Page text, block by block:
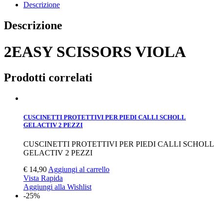
Descrizione
Descrizione
2EASY SCISSORS VIOLA
Prodotti correlati
CUSCINETTI PROTETTIVI PER PIEDI CALLI SCHOLL
GELACTIV 2 PEZZI
CUSCINETTI PROTETTIVI PER PIEDI CALLI SCHOLL
GELACTIV 2 PEZZI
€ 14,90Aggiungi al carrello
Vista Rapida
Aggiungi alla Wishlist
-25%